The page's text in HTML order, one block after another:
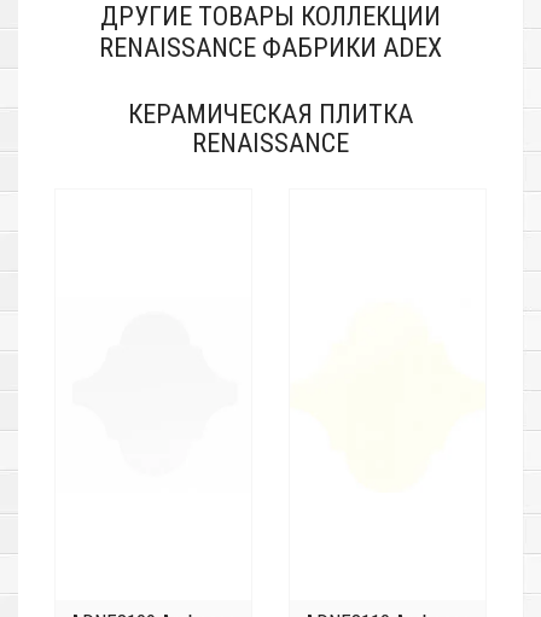
ДРУГИЕ ТОВАРЫ КОЛЛЕКЦИИ
RENAISSANCE ФАБРИКИ ADEX
КЕРАМИЧЕСКАЯ ПЛИТКА
RENAISSANCE